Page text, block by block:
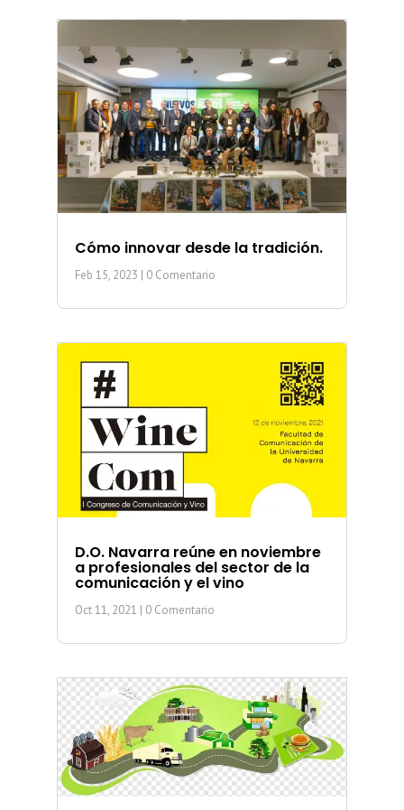
Cómo innovar desde la tradición.
Feb 15, 2023 | 0 Comentario
D.O. Navarra reúne en noviembre
a profesionales del sector de la
comunicación y el vino
Oct 11, 2021 | 0 Comentario